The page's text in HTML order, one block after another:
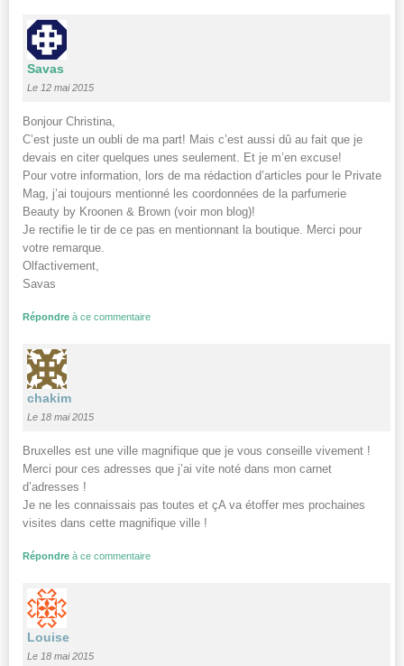
Savas
Le 12 mai 2015
Bonjour Christina,
C’est juste un oubli de ma part! Mais c’est aussi dû au fait que je
devais en citer quelques unes seulement. Et je m’en excuse!
Pour votre information, lors de ma rédaction d’articles pour le Private
Mag, j’ai toujours mentionné les coordonnées de la parfumerie
Beauty by Kroonen & Brown (voir mon blog)!
Je rectifie le tir de ce pas en mentionnant la boutique. Merci pour
votre remarque.
Olfactivement,
Savas
Répondre à ce commentaire
chakim
Le 18 mai 2015
Bruxelles est une ville magnifique que je vous conseille vivement !
Merci pour ces adresses que j’ai vite noté dans mon carnet
d’adresses !
Je ne les connaissais pas toutes et çA va étoffer mes prochaines
visites dans cette magnifique ville !
Répondre à ce commentaire
Louise
Le 18 mai 2015